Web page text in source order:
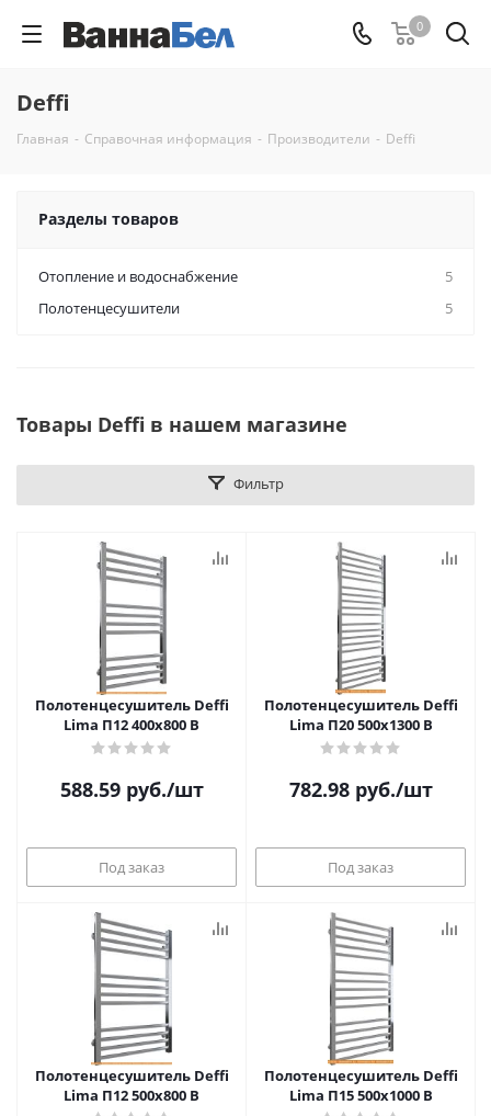
0
Deffi
Главная - Справочная информация - Производители - Deffi
Разделы товаров
Отопление и водоснабжение
5
Полотенцесушители
5
Товары Deffi в нашем магазине
Фильтр
Полотенцесушитель Deffi
Lima П12 400х800 В
588.59руб./шт
Под заказ
Полотенцесушитель Deffi
Lima П20 500х1300 В
782.98руб./шт
Под заказ
Полотенцесушитель Deffi
Lima П12 500х800 В
Полотенцесушитель Deffi
Lima П15 500х1000 В